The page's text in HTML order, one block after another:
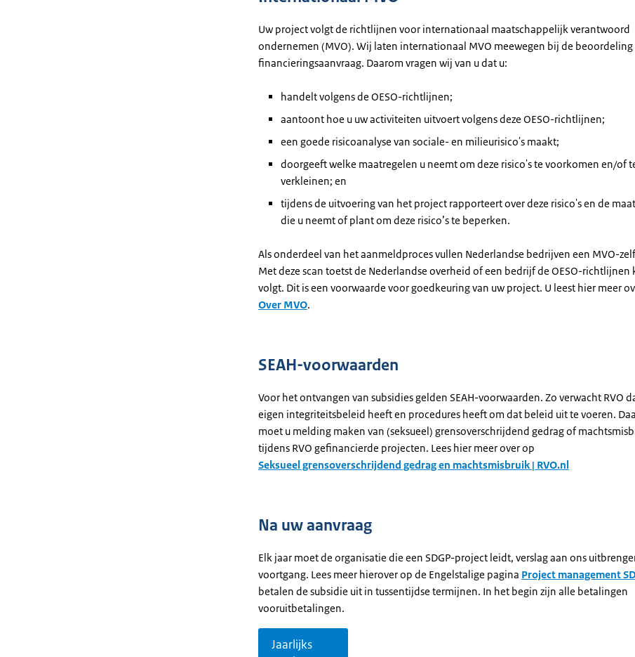
Uw project volgt de richtlijnen voor internationaal maatschappelijk verantwoord
ondernemen (MVO). Wij laten internationaal MVO meewegen bij de beoordeling
financieringsaanvraag. Daarom vragen wij van u dat u:
handelt volgens de OESO-richtlijnen;
aantoont hoe u uw activiteiten uitvoert volgens deze OESO-richtlijnen;
een goede risicoanalyse van sociale- en milieurisico's maakt;
doorgeeft welke maatregelen u neemt om deze risico's te voorkomen en/of
verkleinen; en
tijdens de uitvoering van het project rapporteert over deze risico's en de
die u neemt of plant om deze risico’s te beperken.
Als onderdeel van het aanmeldproces vullen Nederlandse bedrijven een MVO-
Met deze scan toetst de Nederlandse overheid of een bedrijf de OESO-richtlijnen
volgt. Dit is een voorwaarde voor goedkeuring van uw project. U leest hier meer
Over MVO.
SEAH-voorwaarden
Voor het ontvangen van subsidies gelden SEAH-voorwaarden. Zo verwacht RVO
eigen integriteitsbeleid heeft en procedures heeft om dat beleid uit te voeren.
moet u melding maken van (seksueel) grensoverschrijdend gedrag of
tijdens RVO gefinancierde projecten. Lees hier meer over op
Seksueel grensoverschrijdend gedrag en machtsmisbruik | RVO.nl
Na uw aanvraag
Elk jaar moet de organisatie die een SDGP-project leidt, verslag aan ons
voortgang. Lees meer hierover op de Engelstalige pagina Project management
betalen de subsidie uit in tussentijdse termijnen. In het begin zijn alle betalingen
vooruitbetalingen.
Jaarlijks